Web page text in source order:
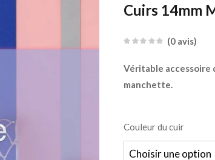
Cuirs 14mm
0 avis
Véritable accessoire
manchette.
Couleur du cuir